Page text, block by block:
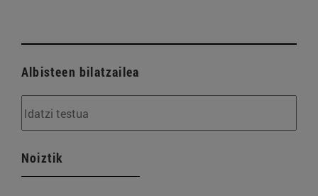
Albisteen bilatzailea
Noiztik